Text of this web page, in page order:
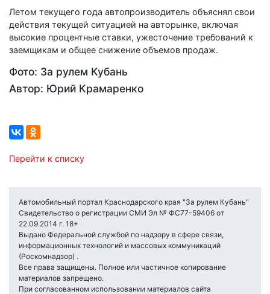
Летом текущего года автопроизводитель объяснял свои
действия текущей ситуацией на авторынке, включая
высокие процентные ставки, ужесточение требований к
заемщикам и общее снижение объемов продаж.
Фото: За рулем Кубань
Автор: Юрий Крамаренко
Перейти к списку
Автомобильный портал Краснодарского края "За рулем Кубань"
Свидетельство о регистрации СМИ Эл № ФС77-59406 от
22.09.2014 г. 18+
Выдано Федеральной службой по надзору в сфере связи,
информационных технологий и массовых коммуникаций
(Роскомнадзор) .
Все права защищены. Полное или частичное копирование
материалов запрещено.
При согласованном использовании материалов сайта